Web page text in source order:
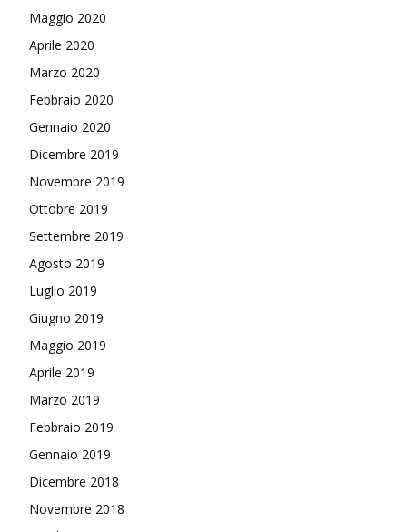
Maggio 2020
Aprile 2020
Marzo 2020
Febbraio 2020
Gennaio 2020
Dicembre 2019
Novembre 2019
Ottobre 2019
Settembre 2019
Agosto 2019
Luglio 2019
Giugno 2019
Maggio 2019
Aprile 2019
Marzo 2019
Febbraio 2019
Gennaio 2019
Dicembre 2018
Novembre 2018